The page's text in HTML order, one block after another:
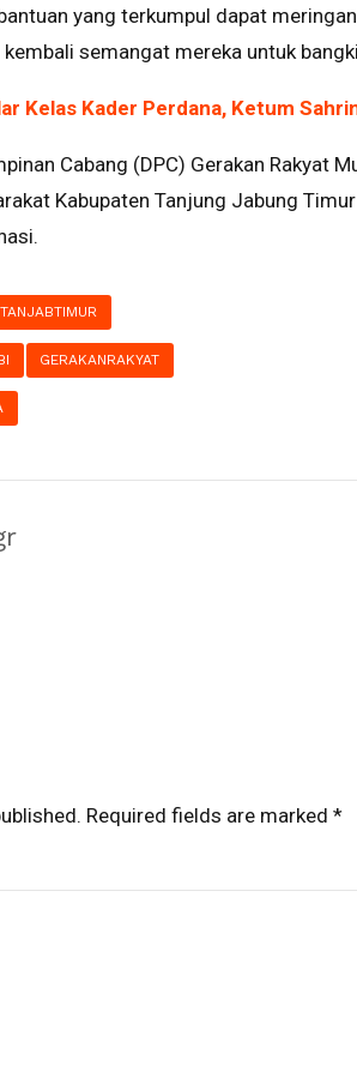
yang terkumpul dapat
semangat mereka untuk
Kelas Kader Perdana, Ketum
Cabang (DPC) Gerakan Rakyat
Kabupaten Tanjung Jabung
GERAKANRAKYAT
Required fields are marked *